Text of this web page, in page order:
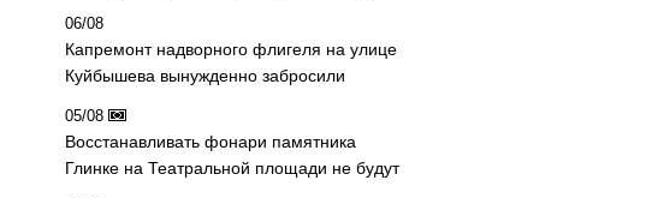
06/08
Капремонт надворного флигеля на улице
Куйбышева вынужденно забросили
05/08
Восстанавливать фонари памятника
Глинке на Театральной площади не будут